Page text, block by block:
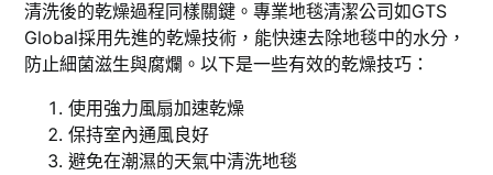
清洗後的乾燥過程同樣關鍵。專業地毯清潔公司如GTS
Global採用先進的乾燥技術，能快速去除地毯中的水分，
防止細菌滋生與腐爛。以下是一些有效的乾燥技巧：
使用強力風扇加速乾燥
保持室內通風良好
避免在潮濕的天氣中清洗地毯